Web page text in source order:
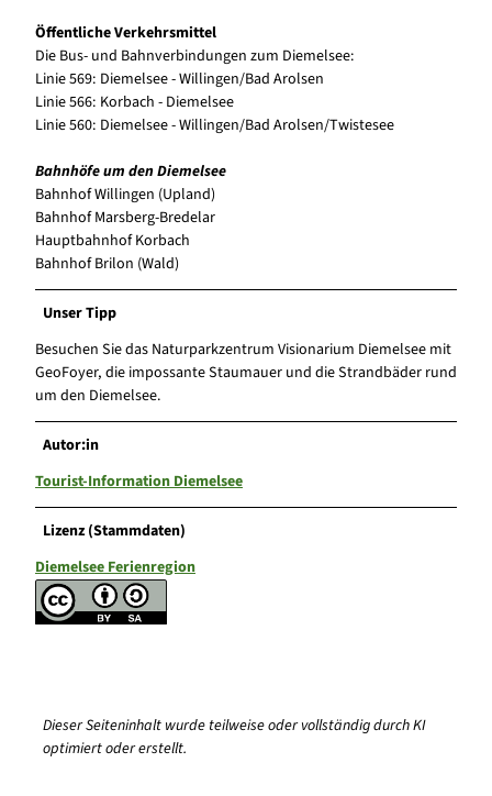
Öffentliche Verkehrsmittel
Die Bus- und Bahnverbindungen zum Diemelsee:
Linie 569: Diemelsee - Willingen/Bad Arolsen
Linie 566: Korbach - Diemelsee
Linie 560: Diemelsee - Willingen/Bad Arolsen/Twistesee
Bahnhöfe um den Diemelsee
Bahnhof Willingen (Upland)
Bahnhof Marsberg-Bredelar
Hauptbahnhof Korbach
Bahnhof Brilon (Wald)
Unser Tipp
Besuchen Sie das Naturparkzentrum Visionarium Diemelsee mit
GeoFoyer, die impossante Staumauer und die Strandbäder rund
um den Diemelsee.
Autor:in
Tourist-Information Diemelsee
Lizenz (Stammdaten)
Diemelsee Ferienregion
Dieser Seiteninhalt wurde teilweise oder vollständig durch KI
optimiert oder erstellt.